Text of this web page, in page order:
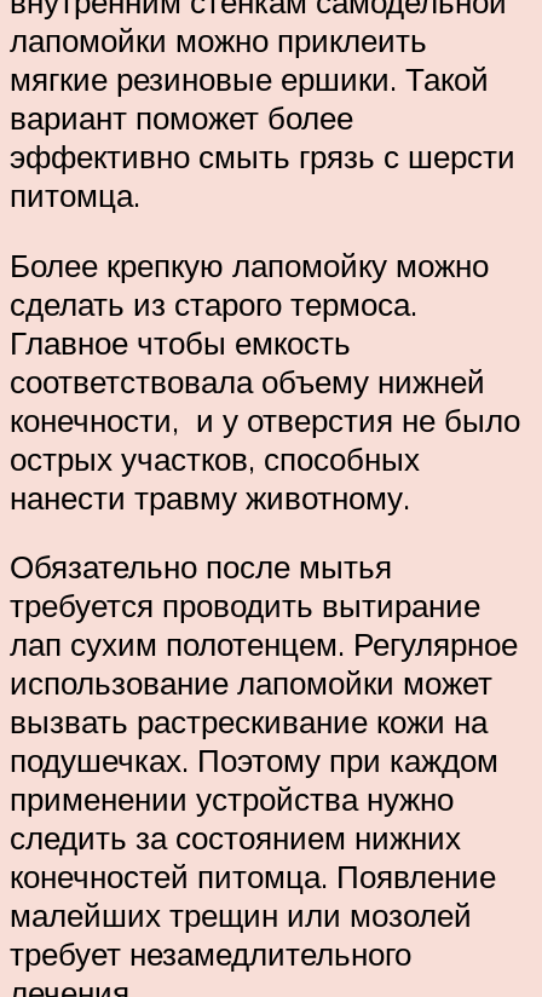
лапомойки можно приклеить
мягкие резиновые ершики. Такой
вариант поможет более
эффективно смыть грязь с шерсти
питомца.
Более крепкую лапомойку можно
сделать из старого термоса.
Главное чтобы емкость
соответствовала объему нижней
конечности, и у отверстия не было
острых участков, способных
нанести травму животному.
Обязательно после мытья
требуется проводить вытирание
лап сухим полотенцем. Регулярное
использование лапомойки может
вызвать растрескивание кожи на
подушечках. Поэтому при каждом
применении устройства нужно
следить за состоянием нижних
конечностей питомца. Появление
малейших трещин или мозолей
требует незамедлительного